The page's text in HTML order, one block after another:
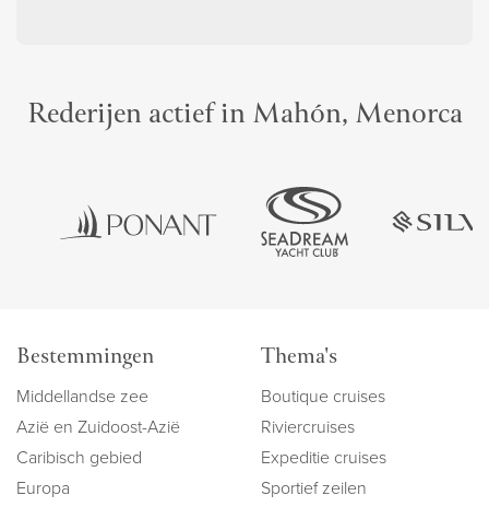
Rederijen actief in Mahón, Menorca
Bestemmingen
Middellandse zee
Azië en Zuidoost-Azië
Caribisch gebied
Europa
Thema's
Boutique cruises
Riviercruises
Expeditie cruises
Sportief zeilen